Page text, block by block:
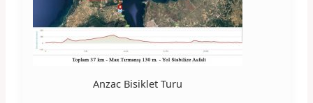
Anzac Bisiklet Turu